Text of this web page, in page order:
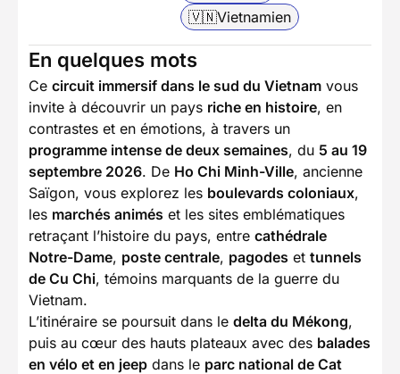
🇻🇳Vietnamien
En quelques mots
Ce circuit immersif dans le sud du Vietnam vous
invite à découvrir un pays riche en histoire, en
contrastes et en émotions, à travers un
programme intense de deux semaines, du 5 au 19
septembre 2026. De Ho Chi Minh-Ville, ancienne
Saïgon, vous explorez les boulevards coloniaux,
les marchés animés et les sites emblématiques
retraçant l’histoire du pays, entre cathédrale
Notre-Dame, poste centrale, pagodes et tunnels
de Cu Chi, témoins marquants de la guerre du
Vietnam.
L’itinéraire se poursuit dans le delta du Mékong,
puis au cœur des hauts plateaux avec des balades
en vélo et en jeep dans le parc national de Cat